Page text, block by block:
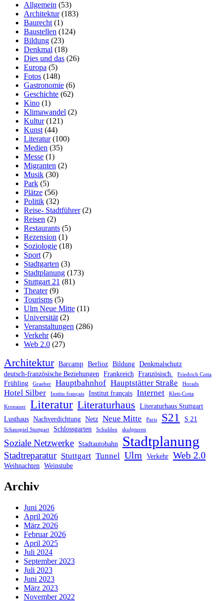
Allgemein (53)
Architektur(183)
Baurecht (1)
Baustellen (124)
Bildung (23)
Denkmal (18)
Dies und das (26)
Europa (5)
Fotos (148)
Gastronomie (6)
Geschichte (62)
Kino (1)
Klimawandel (2)
Kultur(121)
Kunst (44)
Literatur(100)
Medien (35)
Messe (1)
Migranten (2)
Musik (30)
Park (5)
Plätze (56)
Politik (32)
Reise- Stadtführer(2)
Reisen (2)
Restaurants (5)
Rezension (1)
Soziologie (18)
Sport (7)
Stadtgarten (3)
Stadtplanung (173)
Stuttgart 21 (81)
Theater(9)
Tourisms (5)
Ulm Neue Mitte (11)
Universität (2)
Veranstaltungen (286)
Verkehr(46)
Web 2.0 (27)
Architektur Barcamp Berlioz Bildung Denkmalschutz
deutsch-französische Beziehungen
Frankreich Französisch. Friedrich Cotta
Frühling Graeber Hauptbahnhof Hauptstätter Straße Horads
Hotel Silber Institu français Institut français Internet Klett-Cotta
Kronauer Literatur Literaturhaus
Literaturhaus Stuttgart
Lusthaus Nachverdichtung Netz Neue Mitte Paris S21 S 21
Schauspiel Stuttgart Schlossgarten Schulden skulpturen
Soziale Netzwerke Stadtautobahn Stadtplanung
Stadtreparatur Stuttgart Tunnel Ulm Verkehr Web 2.0
Weihnachten Weinstube
Archiv
Juni 2026
April 2026
März 2026
Februar 2026
April 2025
Juli 2024
September 2023
Juli 2023
Juni 2023
März 2023
November 2022